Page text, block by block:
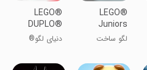
LEGO®
Juniors
Create &
Cruise
لگو ساخت
LEGO®
DUPLO®
World
دنیای لگو®